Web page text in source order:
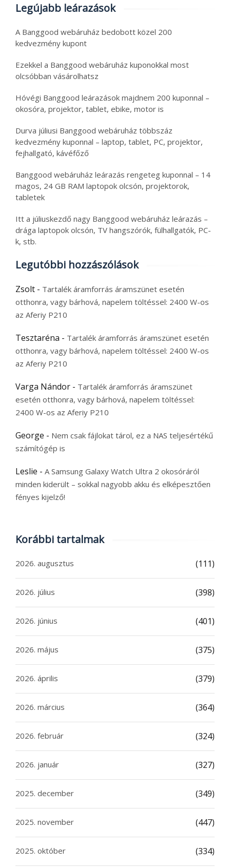
Legújabb leárazások
A Banggood webáruház bedobott közel 200
kedvezmény kupont
Ezekkel a Banggood webáruház kuponokkal most
olcsóbban vásárolhatsz
Hóvégi Banggood leárazások majdnem 200 kuponnal –
okosóra, projektor, tablet, ebike, motor is
Durva júliusi Banggood webáruház többszáz
kedvezmény kuponnal – laptop, tablet, PC, projektor,
fejhallgató, kávéfőző
Banggood webáruház leárazás rengeteg kuponnal – 14
magos, 24 GB RAM laptopok olcsón, projektorok,
tabletek
Itt a júliuskezdő nagy Banggood webáruház leárazás –
drága laptopok olcsón, TV hangszórók, fülhallgatók, PC-
k, stb.
Legutóbbi hozzászólások
Zsolt - Tartalék áramforrás áramszünet esetén
otthonra, vagy bárhová, napelem töltéssel: 2400 W-os
az Aferiy P210
Tesztaréna - Tartalék áramforrás áramszünet esetén
otthonra, vagy bárhová, napelem töltéssel: 2400 W-os
az Aferiy P210
Varga Nándor - Tartalék áramforrás áramszünet
esetén otthonra, vagy bárhová, napelem töltéssel:
2400 W-os az Aferiy P210
George - Nem csak fájlokat tárol, ez a NAS teljesértékű
számítógép is
Leslie - A Samsung Galaxy Watch Ultra 2 okosóráról
minden kiderült – sokkal nagyobb akku és elképesztően
fényes kijelző!
Korábbi tartalmak
2026. augusztus (111)
2026. július (398)
2026. június (401)
2026. május (375)
2026. április (379)
2026. március (364)
2026. február (324)
2026. január (327)
2025. december (349)
2025. november (447)
2025. október (334)